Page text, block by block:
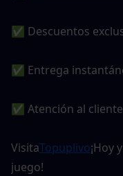
✅ Descuentos
✅ Entrega
✅ Atención al
VisitaTopuplivo¡Hoy
juego!